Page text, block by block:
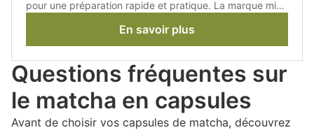
pour une préparation rapide et pratique. La marque mise
japonais plus accessible au quotidien.
En savoir plus
Questions fréquentes sur
le matcha en capsules
Avant de choisir vos capsules de matcha, découvrez